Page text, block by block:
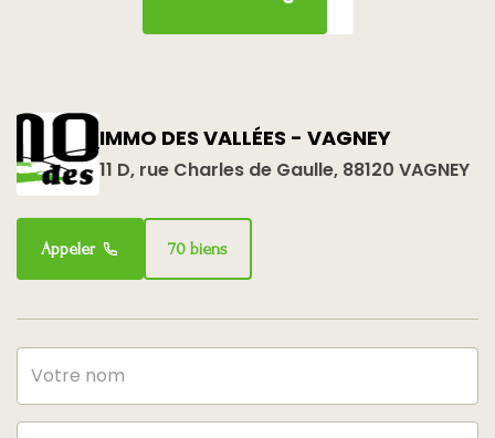
IMMO DES VALLÉES - VAGNEY
11 D, rue Charles de Gaulle, 88120 VAGNEY
Appeler 70 biens